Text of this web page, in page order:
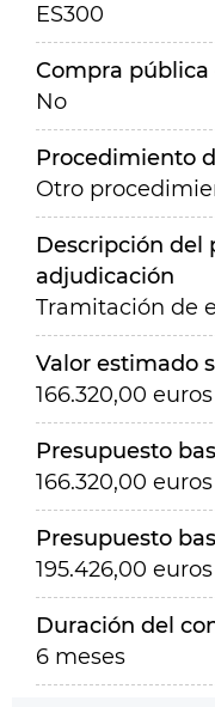
ES300
Compra
No
Procedimiento
Otro
Descripción del
adjudicación
Tramitación de
Valor estimado
166.320,00 euros
Presupuesto
166.320,00 euros
Presupuesto
195.426,00 euros
Duración del
6 meses